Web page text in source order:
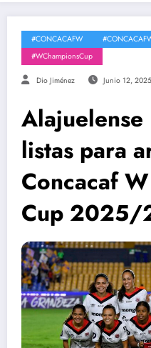
#CONCACAFW
#WChampionsCup
Dio Jiménez Junio 12, 2025
Alajuelense
listas para
Concacaf
Cup 2025/